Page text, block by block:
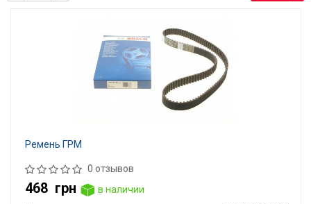
Ремень ГРМ
0 отзывов
468 грн
в наличии